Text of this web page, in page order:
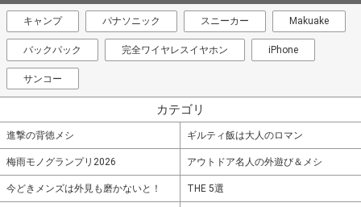
キャンプ パナソニック スニーカー Makuake
バックパック 完全ワイヤレスイヤホン iPhone
サンコー
カテゴリ
進撃の背徳メシ ギルティ飯は大人のロマン
梅雨モノグランプリ2026 アウトドア名人の外遊び＆メシ
今どきメンズは外見も磨かないと！ THE 5選